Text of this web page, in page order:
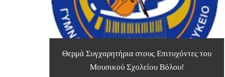
Θερμά Συγχαρητήρια στους Επιτυχόντες του
Μουσικού Σχολείου Βόλου!